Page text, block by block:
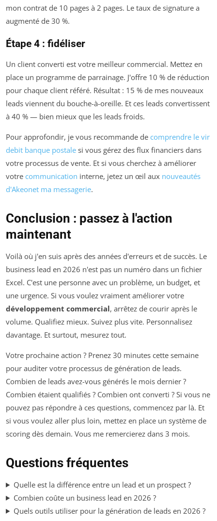
mon contrat de 10 pages à 2 pages. Le taux de signature a
augmenté de 30 %.
Étape 4 : fidéliser
Un client converti est votre meilleur commercial. Mettez en
place un programme de parrainage. J'offre 10 % de réduction
pour chaque client référé. Résultat : 15 % de mes nouveaux
leads viennent du bouche-à-oreille. Et ces leads convertissent
à 40 % — bien mieux que les leads froids.
Pour approfondir, je vous recommande de comprendre le vir
debit banque postale si vous gérez des flux financiers dans
votre processus de vente. Et si vous cherchez à améliorer
votre communication interne, jetez un œil aux nouveautés
d'Akeonet ma messagerie.
Conclusion : passez à l'action
maintenant
Voilà où j'en suis après des années d'erreurs et de succès. Le
business lead en 2026 n'est pas un numéro dans un fichier
Excel. C'est une personne avec un problème, un budget, et
une urgence. Si vous voulez vraiment améliorer votre
développement commercial, arrêtez de courir après le
volume. Qualifiez mieux. Suivez plus vite. Personnalisez
davantage. Et surtout, mesurez tout.
Votre prochaine action ? Prenez 30 minutes cette semaine
pour auditer votre processus de génération de leads.
Combien de leads avez-vous générés le mois dernier ?
Combien étaient qualifiés ? Combien ont converti ? Si vous ne
pouvez pas répondre à ces questions, commencez par là. Et
si vous voulez aller plus loin, mettez en place un système de
scoring dès demain. Vous me remercierez dans 3 mois.
Questions fréquentes
Quelle est la différence entre un lead et un prospect ?
Combien coûte un business lead en 2026 ?
Quels outils utiliser pour la génération de leads en 2026 ?